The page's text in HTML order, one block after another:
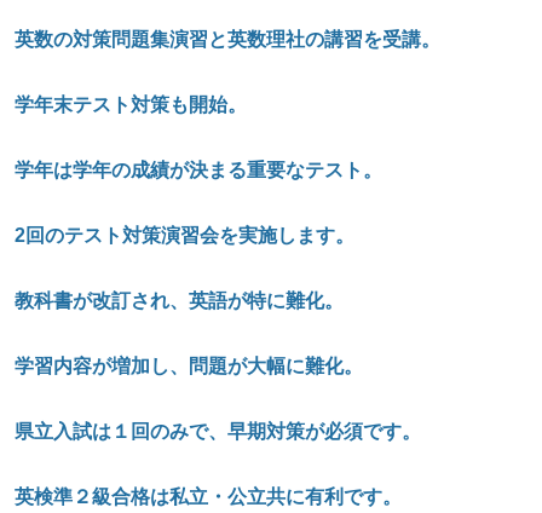
英数の対策問題集演習と英数理社の講習を受講。
学年末テスト対策も開始。
学年は学年の成績が決まる重要なテスト。
2回のテスト対策演習会を実施します。
教科書が改訂され、英語が特に難化。
学習内容が増加し、問題が大幅に難化。
県立入試は１回のみで、早期対策が必須です。
英検準２級合格は私立・公立共に有利です。